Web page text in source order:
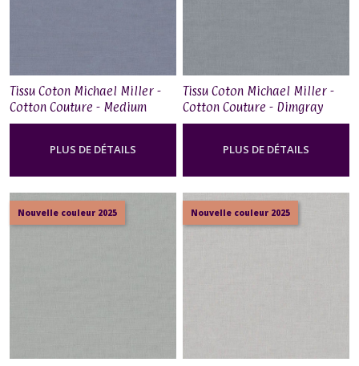
Tissu Coton Michael Miller -
Cotton Couture - Medium
Gray
PLUS DE DÉTAILS
Tissu Coton Michael Miller -
Cotton Couture - Dimgray
PLUS DE DÉTAILS
Nouvelle couleur 2025 Nouvelle couleur 2025